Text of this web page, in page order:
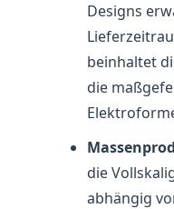
Designs
beinhaltet
die
die
abhängig